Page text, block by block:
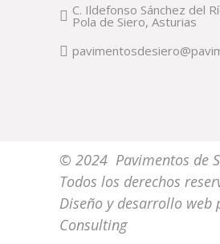
C. Ildefonso Sánchez del
Pola de Siero, Asturias
© 2024 Pavimentos de
Todos los derechos
Diseño y desarrollo web
Consulting